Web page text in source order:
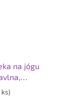
na jógu
150 x 200
ks)